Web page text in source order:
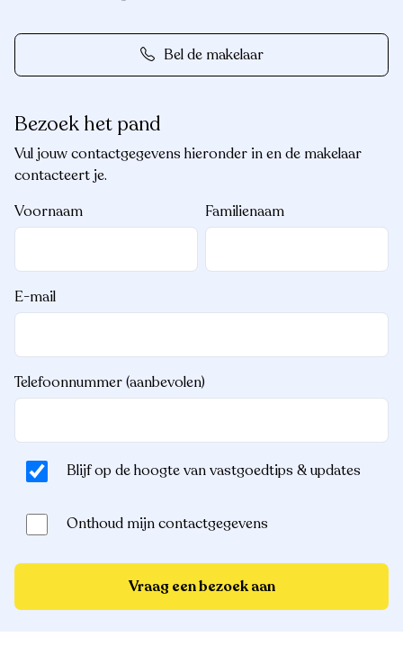
Bel de makelaar
Bezoek het pand
Vul jouw contactgegevens hieronder in en de makelaar
contacteert je.
Voornaam
Familienaam
E-mail
Telefoonnummer (aanbevolen)
Blijf op de hoogte van vastgoedtips & updates
Onthoud mijn contactgegevens
Vraag een bezoek aan